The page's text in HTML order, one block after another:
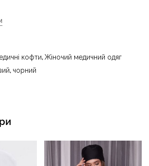
праски до 150 °C - не
чистка з використанням
(перхлоретилену) та вуглеводів
°C
кофти,Жіночий медичний одяг
, чорний